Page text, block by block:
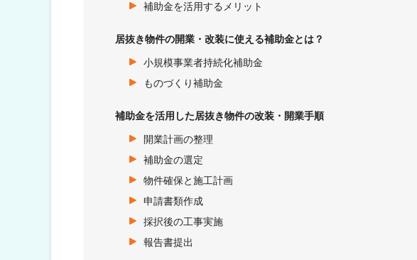
補助金を活用するメリット
居抜き物件の開業・改装に使える補助金とは？
小規模事業者持続化補助金
ものづくり補助金
補助金を活用した居抜き物件の改装・開業手順
開業計画の整理
補助金の選定
物件確保と施工計画
申請書類作成
採択後の工事実施
報告書提出